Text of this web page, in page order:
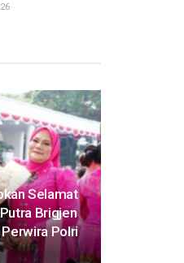
Selamat
Brigjen
Perwira Polri